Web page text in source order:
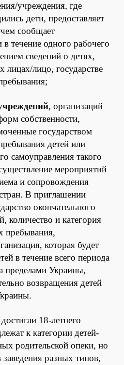
учреждения, где
дети, предоставляет
сообщает
течение одного рабочего
сведений о детях,
лицо, государстве
, организаций
собственности,
государством
детей или
самоуправления такого
мероприятий
и сопровождения
В приглашении
окончательного
количество и категория
пребывания,
которая будет
в течение всего периода
пределами Украины,
возвращения детей
18-летнего
к категории детей-
родительской опеки, но
разных типов,